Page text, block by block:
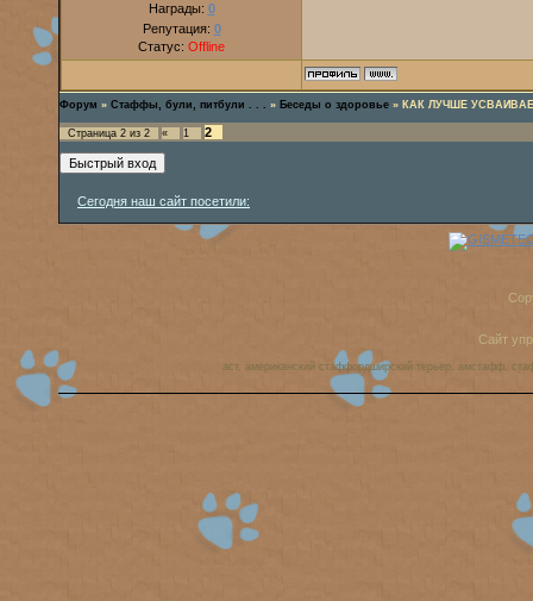
Награды: 0
Репутация: 0
Статус: Offline
Форум » Стаффы, були, питбули . . . » Беседы о здоровье » КАК ЛУЧШЕ
Страница 2 из 2 « 1 2
Сегодня наш сайт посетили:
Сайт
аст, американский стаффордширский терьер, амстафф,